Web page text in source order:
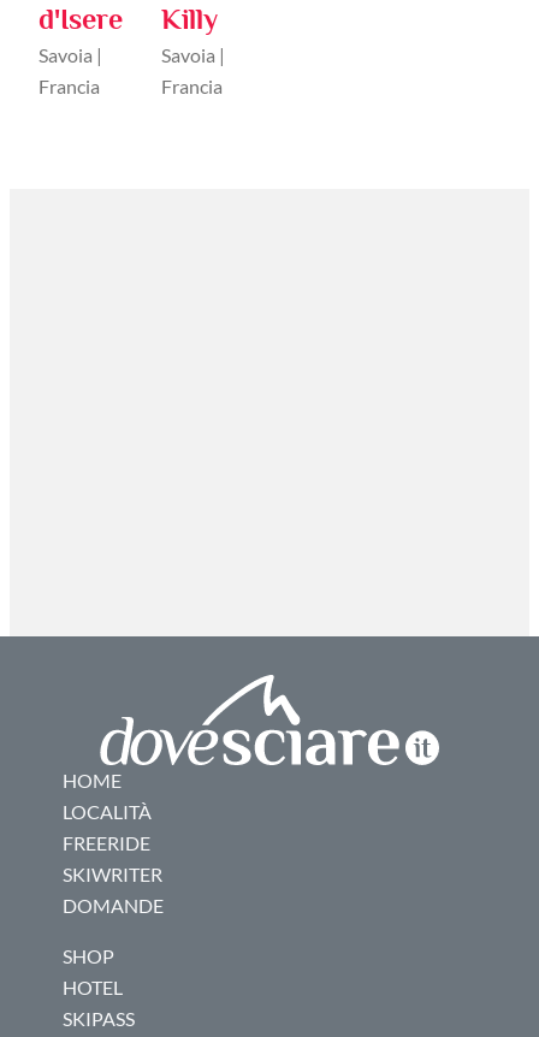
d'Isere
Savoia |
Francia
Killy
Savoia |
Francia
HOME
LOCALITÀ
FREERIDE
SKIWRITER
DOMANDE
SHOP
HOTEL
SKIPASS